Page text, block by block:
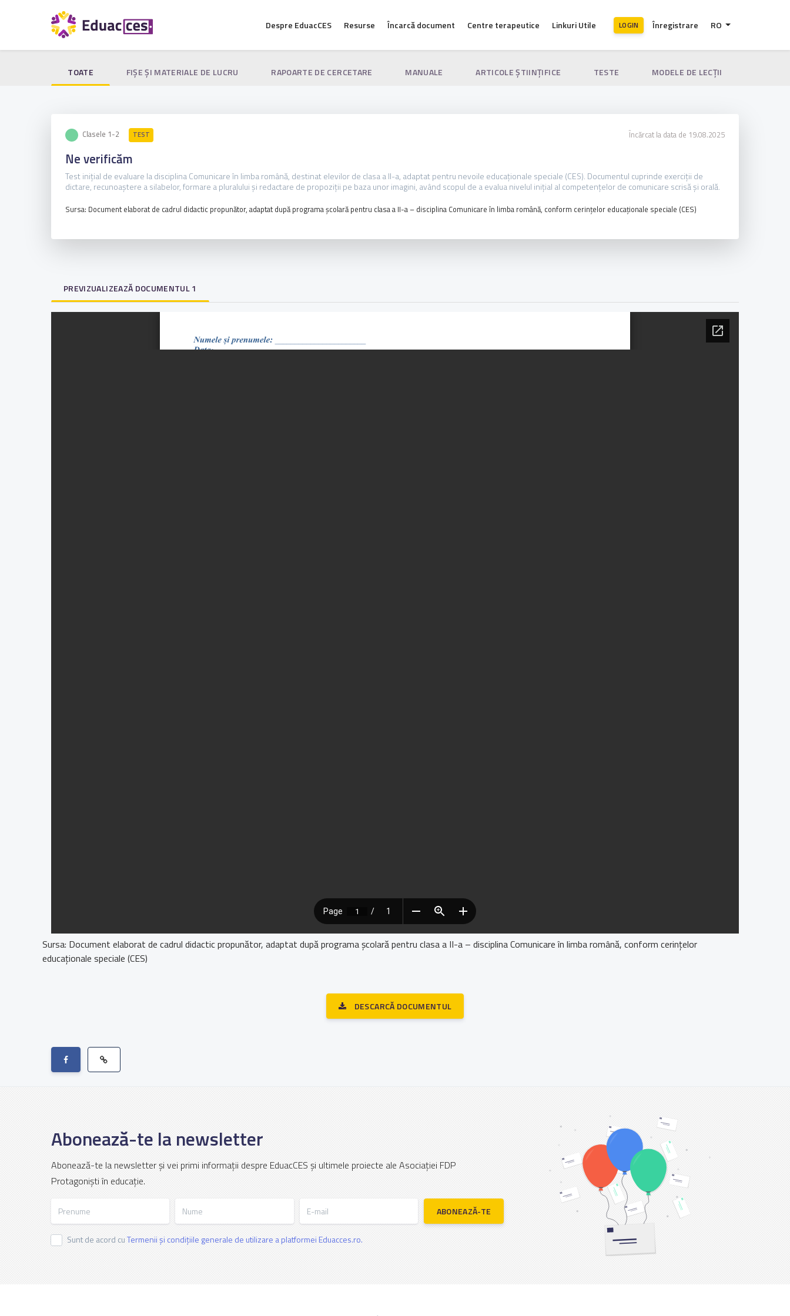
Despre EduacCES Resurse Încarcă document Centre terapeutice Linkuri Utile LOGIN Înregistrare RO
TOATE FIŞE ŞI MATERIALE DE LUCRU RAPOARTE DE CERCETARE MANUALE ARTICOLE ŞTIINȚIFICE TESTE MODELE DE LECȚII
Clasele 1-2 TEST Încărcat la data de 19.08.2025
Ne verificăm
Test inițial de evaluare la disciplina Comunicare în limba română, destinat elevilor de clasa a II-a, adaptat pentru nevoile educaționale speciale (CES). Documentul cuprinde exerciții de
dictare, recunoaștere a silabelor, formare a pluralului și redactare de propoziții pe baza unor imagini, având scopul de a evalua nivelul inițial al competențelor de comunicare scrisă și orală.
Sursa: Document elaborat de cadrul didactic propunător, adaptat după programa școlară pentru clasa a II-a – disciplina Comunicare în limba română, conform cerințelor educaționale speciale (CES)
PREVIZUALIZEAZĂ DOCUMENTUL 1
Sursa: Document elaborat de cadrul didactic propunător, adaptat după programa școlară pentru clasa a II-a – disciplina Comunicare în limba română, conform cerințelor
educaționale speciale (CES)
DESCARCĂ DOCUMENTUL
Abonează-te la newsletter
Abonează-te la newsletter și vei primi informații despre EduacCES și ultimele proiecte ale Asociației FDP
Protagoniști în educație.
ABONEAZĂ-TE
Sunt de acord cuTermenii și condițiile generale de utilizare a platformei Eduacces.ro.